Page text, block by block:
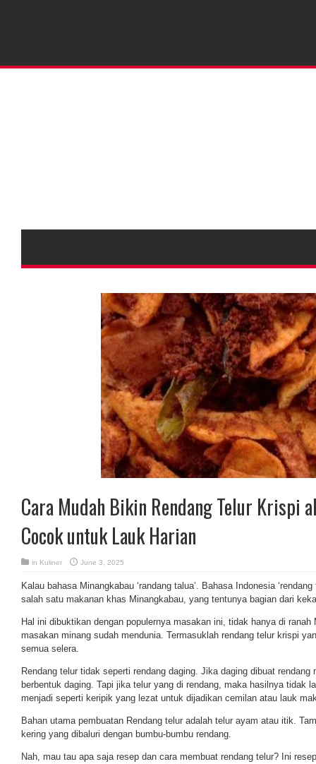
Cara Mudah Bikin Rendang Telur Krispi
Cocok untuk Lauk Harian
in Kuliner June 3, 2025
Kalau bahasa Minangkabau ‘randang talua’. Bahasa Indonesia
salah satu makanan khas Minangkabau, yang tentunya bagian dari
Hal ini dibuktikan dengan populernya masakan ini, tidak hanya di ranah
masakan minang sudah mendunia. Termasuklah rendang telur krispi
semua selera.
Rendang telur tidak seperti rendang daging. Jika daging dibuat
berbentuk daging. Tapi jika telur yang di rendang, maka hasilnya tidak
menjadi seperti keripik yang lezat untuk dijadikan cemilan atau lauk
Bahan utama pembuatan Rendang telur adalah telur ayam atau itik.
kering yang dibaluri dengan bumbu-bumbu rendang.
Nah, mau tau apa saja resep dan cara membuat rendang telur? Ini